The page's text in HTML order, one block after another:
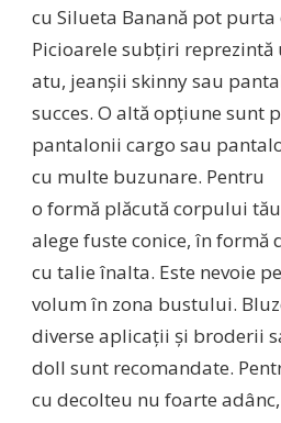
cu Silueta Banană pot purta
Picioarele subţiri reprezintă
atu, jeanşii skinnysau
succes. O altă opţiune sunt
pantalonii cargo sau
cu multe buzunare. Pentru
o formă plăcută corpului tău
alege fuste conice, în formă
cu talie înalta. Este nevoie
volum în zona bustului.
diverse aplicaţii şi broderii
doll sunt recomandate.
cu decolteu nu foarte adânc,